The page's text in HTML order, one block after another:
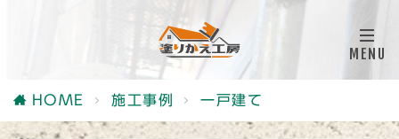
HOME 施工事例 一戸建て